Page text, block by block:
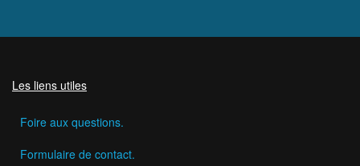
Les liens utiles
Foire aux questions.
Formulaire de contact.